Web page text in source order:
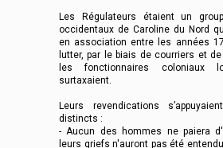
Les Régulateurs étaient un
occidentaux de Caroline du Nord
en association entre les années
lutter, par le biais de courriers et
les fonctionnaires coloniaux
surtaxaient.
Leurs revendications
distincts :
- Aucun des hommes ne paiera
leurs griefs n'auront pas été